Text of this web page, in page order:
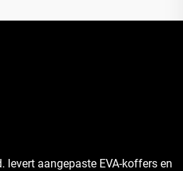
levert aangepaste EVA-koffers en